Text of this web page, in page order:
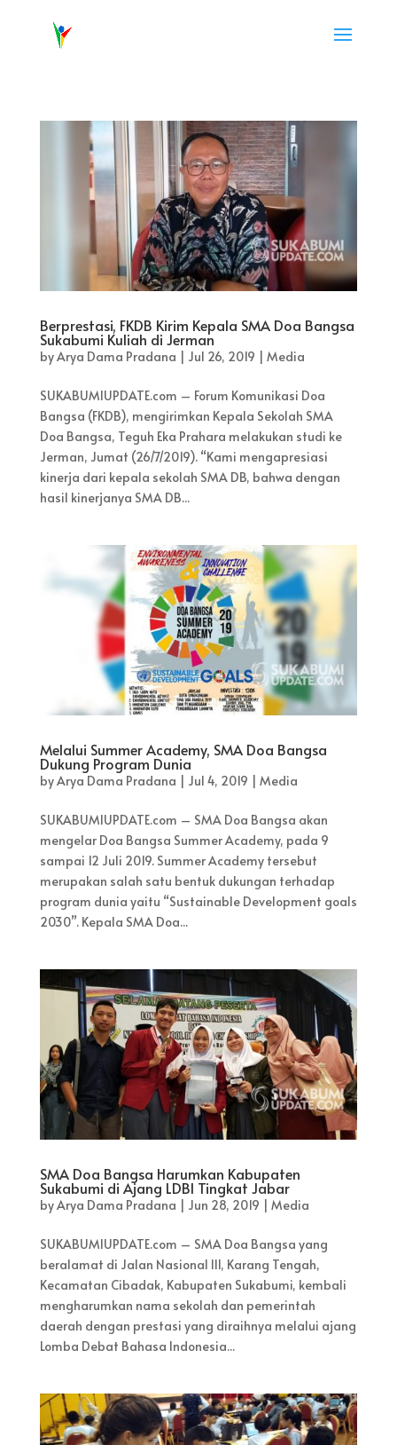
Berprestasi, FKDB Kirim Kepala SMA Doa Bangsa
Sukabumi Kuliah di Jerman
byArya Dama Pradana | Jul 26, 2019 | Media
SUKABUMIUPDATE.com – Forum Komunikasi Doa
Bangsa (FKDB), mengirimkan Kepala Sekolah SMA
Doa Bangsa, Teguh Eka Prahara melakukan studi ke
Jerman, Jumat (26/7/2019). “Kami mengapresiasi
kinerja dari kepala sekolah SMA DB, bahwa dengan
hasil kinerjanya SMA DB...
Melalui Summer Academy, SMA Doa Bangsa
Dukung Program Dunia
byArya Dama Pradana | Jul 4, 2019 | Media
SUKABUMIUPDATE.com – SMA Doa Bangsa akan
mengelar Doa Bangsa Summer Academy, pada 9
sampai 12 Juli 2019. Summer Academy tersebut
merupakan salah satu bentuk dukungan terhadap
program dunia yaitu “Sustainable Development goals
2030”. Kepala SMA Doa...
SMA Doa Bangsa Harumkan Kabupaten
Sukabumi di Ajang LDBI Tingkat Jabar
byArya Dama Pradana | Jun 28, 2019 | Media
SUKABUMIUPDATE.com – SMA Doa Bangsa yang
beralamat di Jalan Nasional III, Karang Tengah,
Kecamatan Cibadak, Kabupaten Sukabumi, kembali
mengharumkan nama sekolah dan pemerintah
daerah dengan prestasi yang diraihnya melalui ajang
Lomba Debat Bahasa Indonesia...